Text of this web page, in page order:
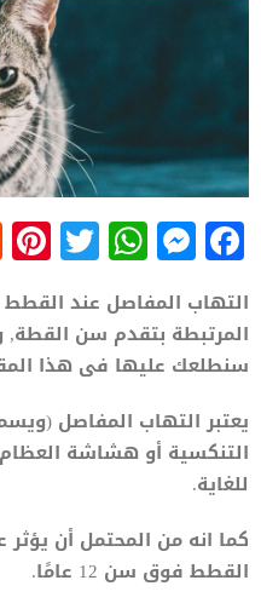
Facebook
التهاب المفاصل عند
المرتبطة بتقدم سن القطة,
سنطلعك عليها فى هذا
يعتبر التهاب المفاصل
التنكسية أو هشاشة
للغاية.
القطط فوق سن 12 عامًا.